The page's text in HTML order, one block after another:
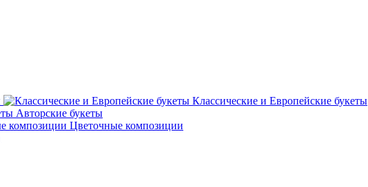
Классические и Европейские букеты
Авторские букеты
Цветочные композиции